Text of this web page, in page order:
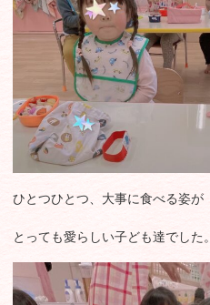
ひとつひとつ、大事に食べる姿が
とっても愛らしい子ども達でした。